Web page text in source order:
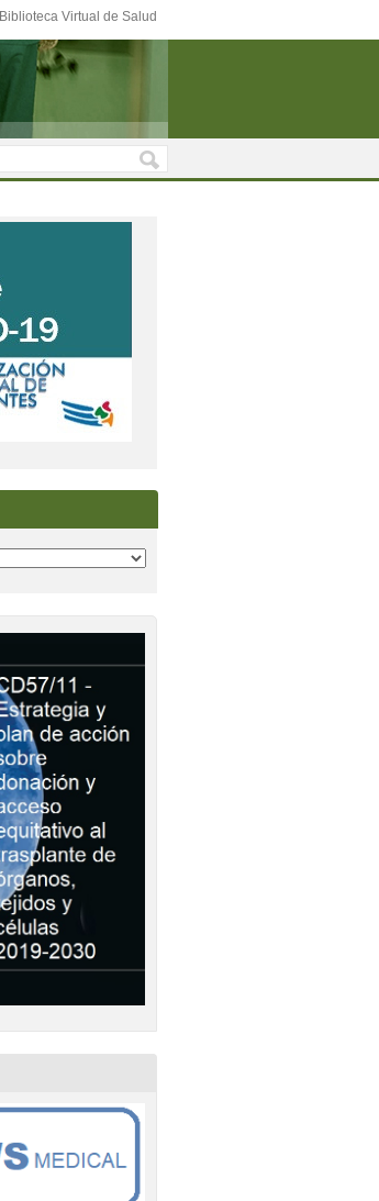
Biblioteca Virtual de Salud